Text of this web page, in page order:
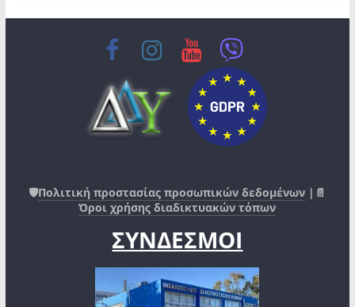
🛡️Πολιτική προστασίας προσωπικών δεδομένων |📄
Όροι χρήσης διαδικτυακών τόπων
ΣΥΝΔΕΣΜΟΙ